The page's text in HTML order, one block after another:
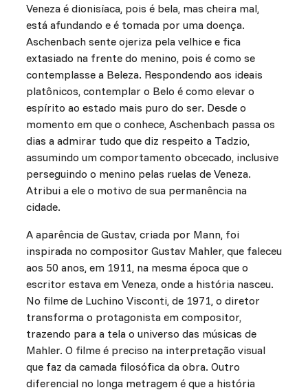
Veneza é dionisíaca, pois é bela, mas cheira mal,
está afundando e é tomada por uma doença.
Aschenbach sente ojeriza pela velhice e fica
extasiado na frente do menino, pois é como se
contemplasse a Beleza. Respondendo aos ideais
platônicos, contemplar o Belo é como elevar o
espírito ao estado mais puro do ser. Desde o
momento em que o conhece, Aschenbach passa os
dias a admirar tudo que diz respeito a Tadzio,
assumindo um comportamento obcecado, inclusive
perseguindo o menino pelas ruelas de Veneza.
Atribui a ele o motivo de sua permanência na
cidade.
A aparência de Gustav, criada por Mann, foi
inspirada no compositor Gustav Mahler, que faleceu
aos 50 anos, em 1911, na mesma época que o
escritor estava em Veneza, onde a história nasceu.
No filme de Luchino Visconti, de 1971, o diretor
transforma o protagonista em compositor,
trazendo para a tela o universo das músicas de
Mahler. O filme é preciso na interpretação visual
que faz da camada filosófica da obra. Outro
diferencial no longa metragem é que a história